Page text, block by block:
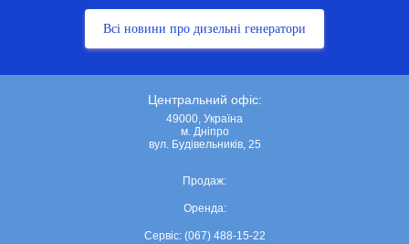
Всі новини про дизельні генератори
Центральний офіс:
49000, Україна
м. Дніпро
вул. Будівельників, 25
Продаж:
Оренда:
Сервіс: (067) 488-15-22